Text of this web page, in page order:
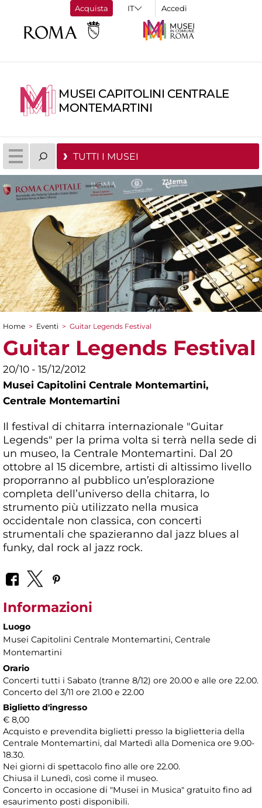
Acquista Accedi
MUSEI CAPITOLINI CENTRALE
MONTEMARTINI
TUTTI I MUSEI
Tu sei qui
Home > Eventi > Guitar Legends Festival
Guitar Legends Festival
20/10 - 15/12/2012
Musei Capitolini Centrale Montemartini,
Centrale Montemartini
Il festival di chitarra internazionale "Guitar
Legends" per la prima volta si terrà nella sede di
un museo, la Centrale Montemartini. Dal 20
ottobre al 15 dicembre, artisti di altissimo livello
proporranno al pubblico un’esplorazione
completa dell’universo della chitarra, lo
strumento più utilizzato nella musica
occidentale non classica, con concerti
strumentali che spazieranno dal jazz blues al
funky, dal rock al jazz rock.
Informazioni
Luogo
Musei Capitolini Centrale Montemartini, Centrale
Montemartini
Orario
Concerti tutti i Sabato (tranne 8/12) ore 20.00 e alle ore 22.00.
Concerto del 3/11 ore 21.00 e 22.00
Biglietto d'ingresso
€ 8,00
Acquisto e prevendita biglietti presso la biglietteria della
Centrale Montemartini, dal Martedì alla Domenica ore 9.00-
18.30.
Nei giorni di spettacolo fino alle ore 22.00.
Chiusa il Lunedì, così come il museo.
Concerto in occasione di "Musei in Musica" gratuito fino ad
esaurimento posti disponibili.